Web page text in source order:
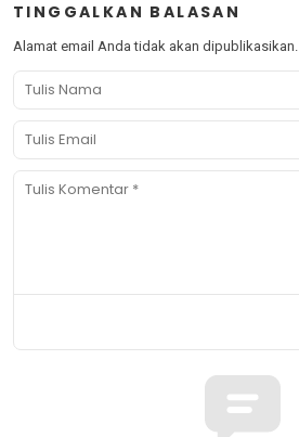
TINGGALKAN BALASAN
Alamat email Anda tidak akan dipublikasikan.